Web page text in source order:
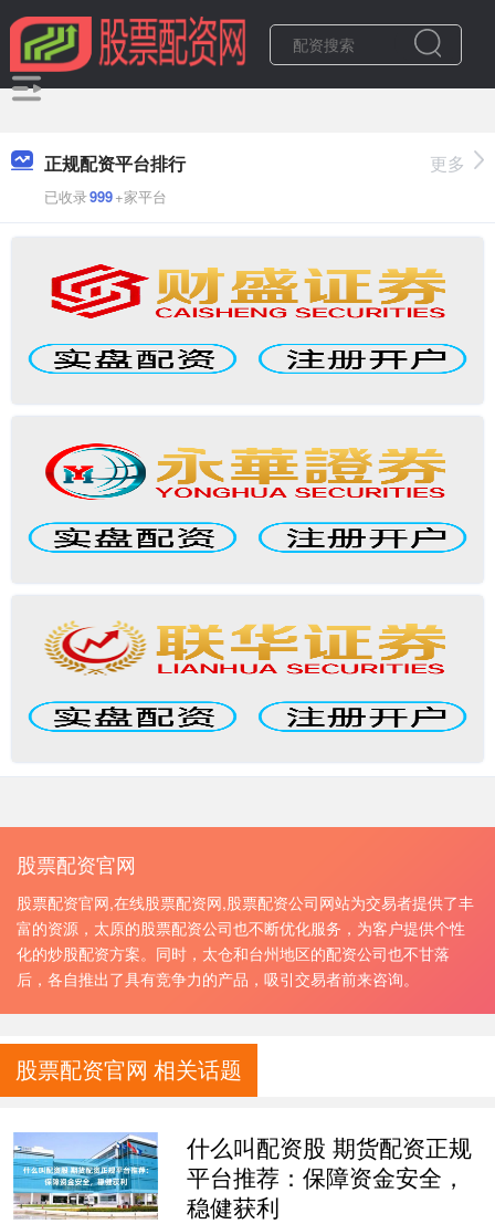
正规配资平台排行
已收录999+家平台
更多
股票配资官网
股票配资官网,在线股票配资网,股票配资公司网站为交易者提供了丰
富的资源，太原的股票配资公司也不断优化服务，为客户提供个性
化的炒股配资方案。同时，太仓和台州地区的配资公司也不甘落
后，各自推出了具有竞争力的产品，吸引交易者前来咨询。
股票配资官网 相关话题
什么叫配资股 期货配资正规
平台推荐：保障资金安全，
稳健获利